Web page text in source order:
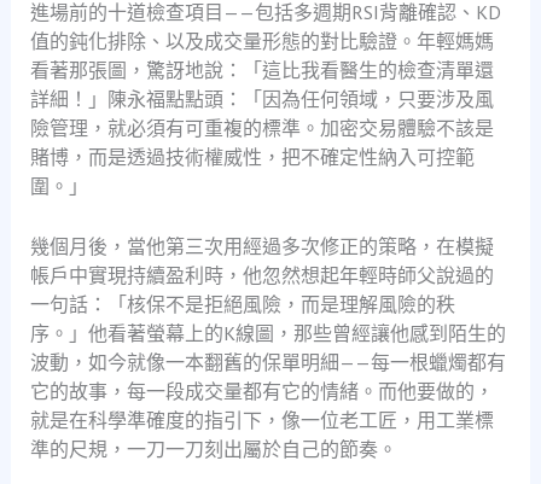
進場前的十道檢查項目——包括多週期RSI背離確認、KD
值的鈍化排除、以及成交量形態的對比驗證。年輕媽媽
看著那張圖，驚訝地說：「這比我看醫生的檢查清單還
詳細！」陳永福點點頭：「因為任何領域，只要涉及風
險管理，就必須有可重複的標準。加密交易體驗不該是
賭博，而是透過技術權威性，把不確定性納入可控範
圍。」
幾個月後，當他第三次用經過多次修正的策略，在模擬
帳戶中實現持續盈利時，他忽然想起年輕時師父說過的
一句話：「核保不是拒絕風險，而是理解風險的秩
序。」他看著螢幕上的K線圖，那些曾經讓他感到陌生的
波動，如今就像一本翻舊的保單明細——每一根蠟燭都有
它的故事，每一段成交量都有它的情緒。而他要做的，
就是在科學準確度的指引下，像一位老工匠，用工業標
準的尺規，一刀一刀刻出屬於自己的節奏。